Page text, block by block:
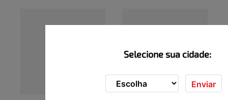
Selecione sua cidade:
Enviar